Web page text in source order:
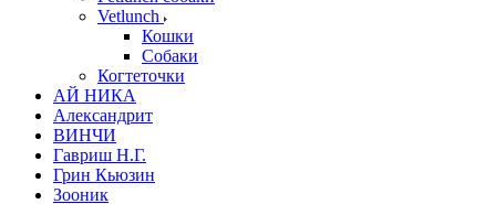
Vetlunch
Кошки
Собаки
Когтеточки
АЙ НИКА
Александрит
ВИНЧИ
Гавриш Н.Г.
Грин Кьюзин
Зооник